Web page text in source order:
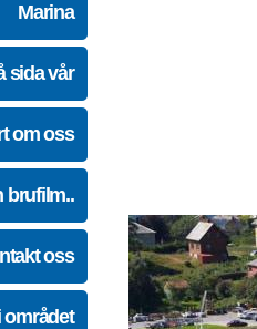
Marina
sida vår
om oss
brufilm..
oss
området